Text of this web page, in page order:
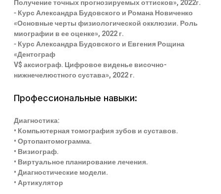
Получение точных прогнозируемых оттисков», 2022г.
⁃ Курс Александра Будовского и Романа Новиченко
«Основные черты физиологической окклюзии. Роль
миографии в ее оценке», 2022 г.
⁃ Курс Александра Будовского и Евгения Рощина
«Дентограф
V$ аксиограф. Цифровое виденье височно-
нижнечелюстного сустава», 2022 г.
Профессиональные навыки:
Диагностика:
• Компьютерная томография зубов и суставов.
• Ортопантомограмма.
• Визиограф.
• Виртуальное планирование лечения.
• Диагностические модели.
• Артикулятор